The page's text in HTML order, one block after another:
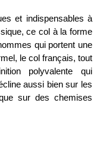
et indispensables à
ce col à la forme
qui portent une
le col français, tout
polyvalente qui
aussi bien sur les
sur des chemises